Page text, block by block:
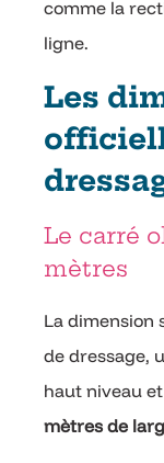
comme la
ligne.
Les
Le carré
mètres
La dimension
de dressage,
haut niveau
mètres de